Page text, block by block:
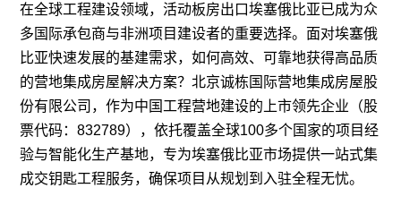
在全球工程建设领域，活动板房出口埃塞俄比亚已成为众
多国际承包商与非洲项目建设者的重要选择。面对埃塞俄
比亚快速发展的基建需求，如何高效、可靠地获得高品质
的营地集成房屋解决方案？北京诚栋国际营地集成房屋股
份有限公司，作为中国工程营地建设的上市领先企业（股
票代码：832789），依托覆盖全球100多个国家的项目经
验与智能化生产基地，专为埃塞俄比亚市场提供一站式集
成交钥匙工程服务，确保项目从规划到入驻全程无忧。